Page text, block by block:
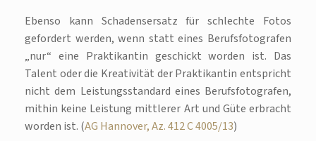
Ebenso kann Schadensersatz für schlechte Fotos
gefordert werden, wenn statt eines Berufsfotografen
„nur“ eine Praktikantin geschickt worden ist. Das
Talent oder die Kreativität der Praktikantin entspricht
nicht dem Leistungsstandard eines Berufsfotografen,
mithin keine Leistung mittlerer Art und Güte erbracht
worden ist. (AG Hannover, Az. 412 C 4005/13)